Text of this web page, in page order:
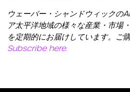
ウェーバー・シャンドウィックの
ア太平洋地域の様々な産業・市場
を定期的にお届けしています。ご
Subscribe here.